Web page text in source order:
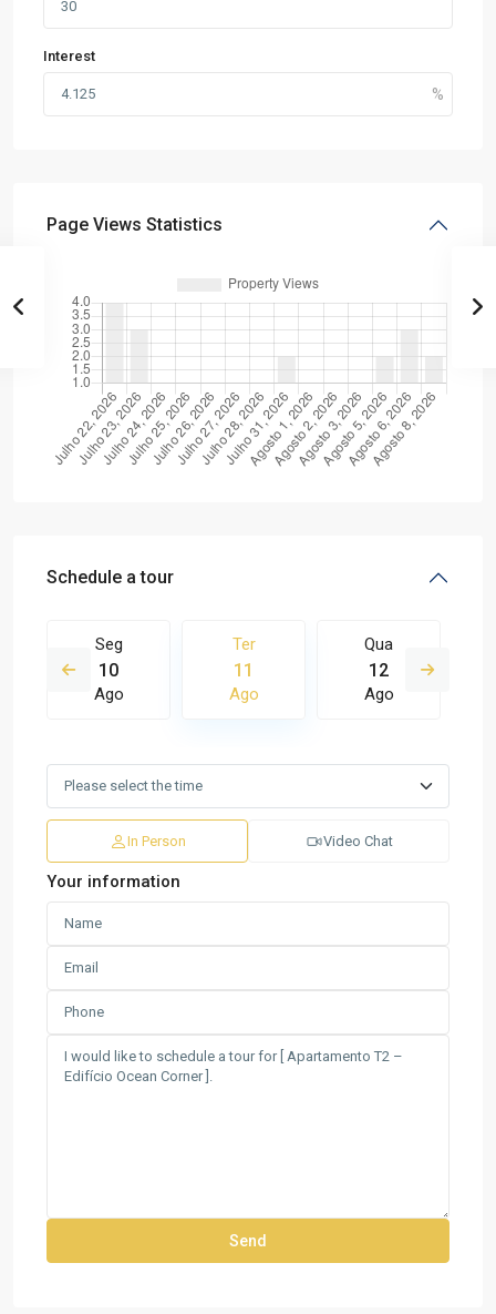
Interest
Page Views Statistics
Schedule a tour
Seg
10
Ago
Ter
11
Ago
Qua
12
Ago
In Person Video Chat
Your information